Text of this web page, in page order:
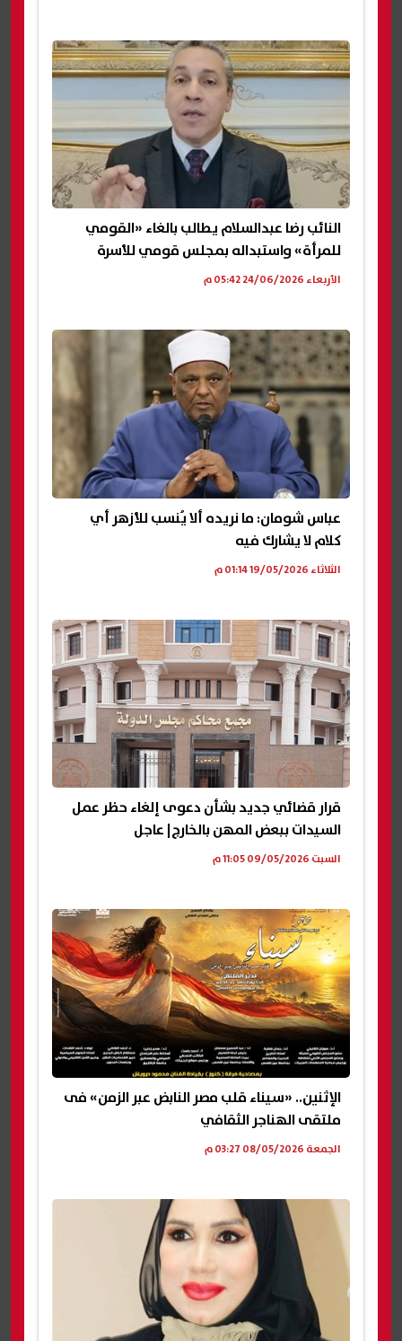
النائب رضا عبدالسلام يطالب بالغاء «القومي
للمرأة» واستبداله بمجلس قومي للأسرة
الأربعاء 24/06/2026 05:42 م
عباس شومان: ما نريده ألا يُنسب للأزهر أي
كلام لا يشارك فيه
الثلاثاء 19/05/2026 01:14 م
قرار قضائي جديد بشأن دعوى إلغاء حظر عمل
السيدات ببعض المهن بالخارج| عاجل
السبت 09/05/2026 11:05 م
الإثنين.. «سيناء قلب مصر النابض عبر الزمن» فى
ملتقى الهناجر الثقافي
الجمعة 08/05/2026 03:27 م